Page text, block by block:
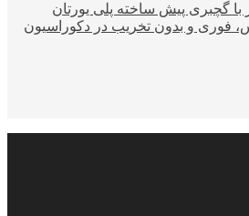
با گچبری پیش ساخته پلی یورتان
فوری و بدون تخریب در دکوراسیون